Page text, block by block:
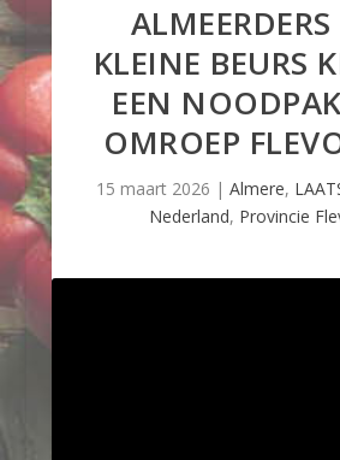
KLEINE BEURS
EEN
OMROEP
15 maart 2026 |Almere,
Nederland, Provincie